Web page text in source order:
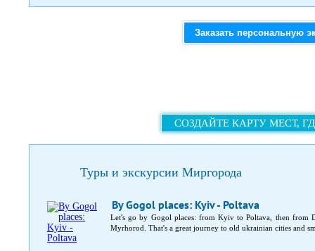
Заказать персональную
СОЗДАЙТЕ КАРТУ МЕСТ,
Туры и экскурсии Миргорода
By Gogol places: Kyiv - Poltava
Let's go by Gogol places: from Kyiv to Poltava, then from
Myrhorod. That's a great journey to old ukrainian cities and